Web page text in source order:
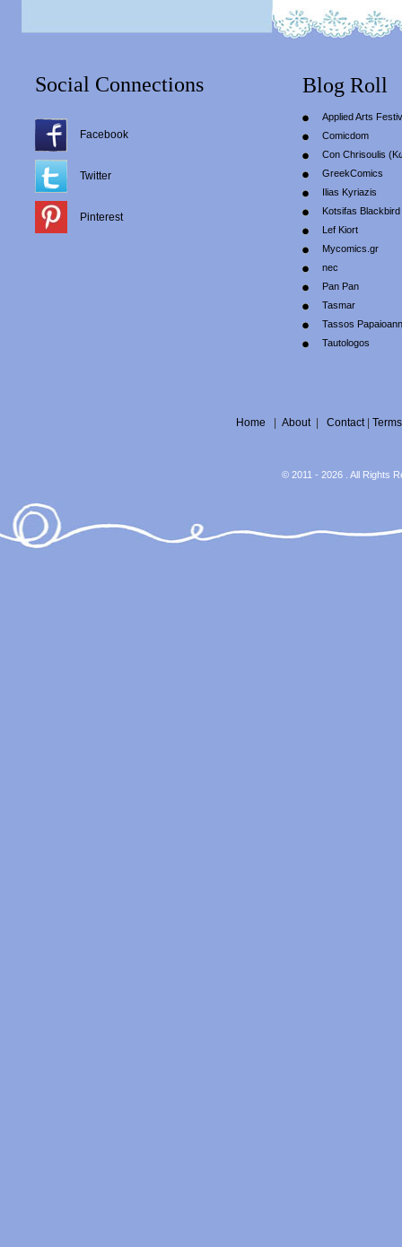
Social Connections
Facebook
Twitter
Pinterest
Blog Roll
Applied Arts
Comicdom
Con Chrisoulis
GreekComics
Ilias Kyriazis
Kotsifas Blackbird
Lef Kiort
Mycomics.gr
nec
Pan Pan
Tasmar
Tassos
Tautologos
Home About| Contact| Terms
© 2011 - 2026 . All Rights